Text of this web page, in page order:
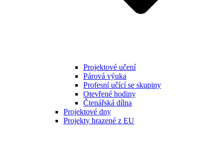
Projektové učení
Párová výuka
Profesní učící se skupiny
Otevřené hodiny
Čtenářská dílna
Projektové dny
Projekty hrazené z EU